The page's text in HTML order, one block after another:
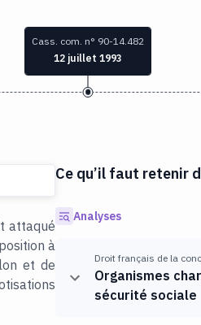
Cass. com. n° 90-14.482
12 juillet 1993
attaqué
à
et de
Ce qu’il faut retenir
Analyses
Droit français de la
Organismes
sécurité sociale